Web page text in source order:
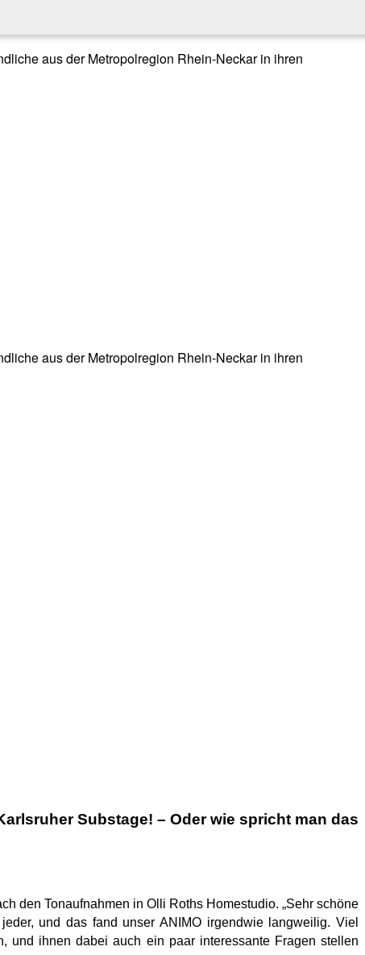
aus der Metropolregion Rhein-Neckar in ihren
aus der Metropolregion Rhein-Neckar in ihren
Substage! – Oder wie spricht man das
den Tonaufnahmen in Olli Roths Homestudio. „Sehr schöne
und das fand unser ANIMO irgendwie langweilig. Viel
und ihnen dabei auch ein paar interessante Fragen stellen